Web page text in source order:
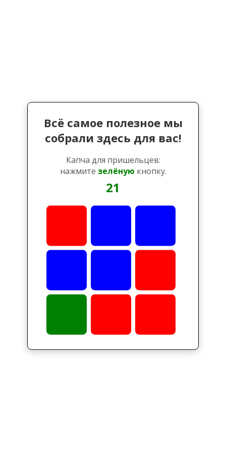
Всё самое полезное мы
собрали здесь для вас!
Капча для пришельцев:
нажмите зелёную кнопку.
21